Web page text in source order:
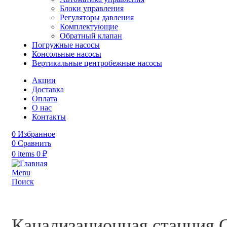
Блоки управления
Регуляторы давления
Комплектующие
Обратный клапан
Погружные насосы
Консольные насосы
Вертикальные центробежные насосы
Акции
Доставка
Оплата
О нас
Контакты
0 Избранное
0 Сравнить
0 items 0 ₽
Menu
Поиск